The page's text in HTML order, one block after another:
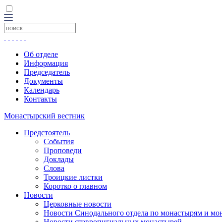
Об отделе
Информация
Председатель
Документы
Календарь
Контакты
Монастырский вестник
Предстоятель
События
Проповеди
Доклады
Слова
Троицкие листки
Коротко о главном
Новости
Церковные новости
Новости Синодального отдела по монастырям и